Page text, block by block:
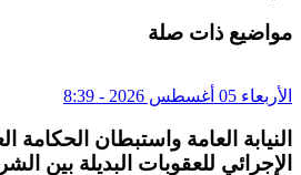
مواضيع ذات صلة
الأربعاء 05 أغسطس 2026 - 8:39
النيابة العامة واستبطان الحكامة
الإجرائي للعقوبات البديلة بين